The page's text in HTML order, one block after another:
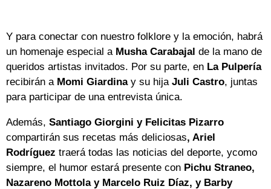
Y para conectar con nuestro folklore y la emoción, habrá
un homenaje especial a Musha Carabajal de la mano de
queridos artistas invitados. Por su parte, en La Pulpería
recibirán a Momi Giardinay su hija Juli Castro, juntas
para participar de una entrevista única.
Además, Santiago Giorgini y Felicitas Pizarro
compartirán sus recetas más deliciosas, Ariel
Rodríguez traerá todas las noticias del deporte, ycomo
siempre, el humor estará presente con Pichu Straneo,
Nazareno Mottola y Marcelo Ruiz Díaz, y Barby